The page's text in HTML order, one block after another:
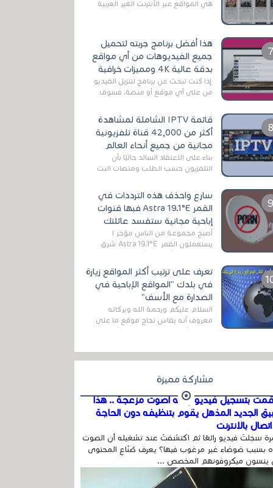
هي المواقع عبر الأنترنت الغير العربية
التي تقدم خدمة تحميل الأفلام على
هذا أفضل برنامج جربته لتحميل
جميع الفيديوهات من أي مواقع
بدقة عالية 4K ومميزات خرافية
إذا كنت تبحث عن برنامج لتنزيل الفيديو
من على أي موقع أو منصة، فسوف
الخاصة بالبرامج والتطبيقات في هذا
المج...
قائمة IPTV الشاملة لمشاهدة
أكثر من 42,000 قناة تلفزيونية
مجانية من جميع أنحاء العالم
بناءً على الاعتقاد السائد حاليًا بأن
التلفزيون حسب الطلب ومنصات البث
سارع واحذف هذه الترددات في
القمر Astra 19.1°E فبها قنوات
إباحية مجانية ستفسد عائلتك
أصبح مجموعة من الناس مؤخر ا
يستعملون القمر Astra 19.1°E شرق
قنوات مميزة جدا تنقل العديد من البرامج
اله...
تعرف على ترتيب أكثر المواقع زيارة
في بلدك "المواقع الإباحية في
الصدارة مع الأسف"
السلام عليكم ورحمة الله وبركاته
معروف أنه يقاس نجاح موقع ما على
في...
مشاركة مميزة
بتسجيل فيديو وفيه أصوت مزعجة .. هذا
الجديد المذهل يقوم بتنظيفه دون الحاجة
بالإنترنت
سجلتَ فيديو رائعًا ثم اكتشفتَ عند تشغيله أن الصوت
بسبب ضوضاء غير مرغوب فيها؟ يعرف صُنّاع المحتوى
ينسون ميكروفونهم المخصص ...